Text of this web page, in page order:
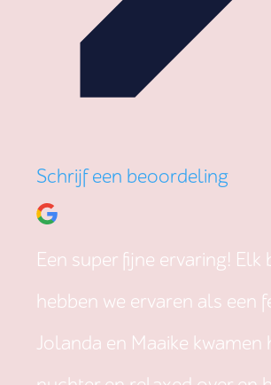
Schrijf een beoordeling
Een super fijne ervaring! Elk
hebben we ervaren als een
Jolanda en Maaike kwamen